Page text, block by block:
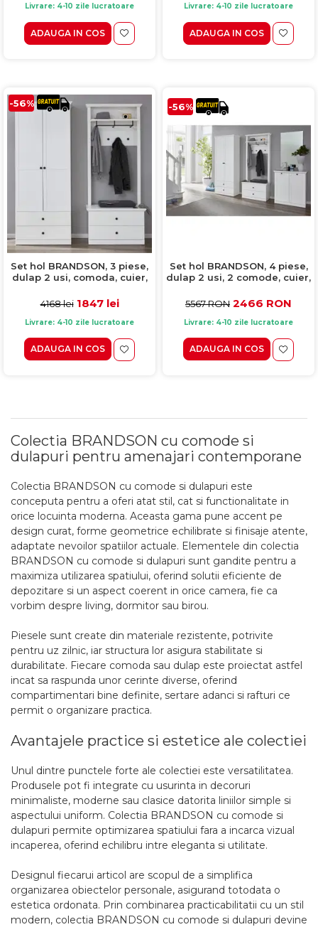
Livrare: 4-10 zile lucratoare
ADAUGA IN COS
Livrare: 4-10 zile lucratoare
ADAUGA IN COS
-56%
Set hol BRANDSON, 3 piese,
dulap 2 usi, comoda, cuier,
4168 lei 1847 lei
Livrare: 4-10 zile lucratoare
ADAUGA IN COS
-56%
Set hol BRANDSON, 4 piese,
dulap 2 usi, 2 comode, cuier,
5567 RON 2466 RON
Livrare: 4-10 zile lucratoare
ADAUGA IN COS
Colectia BRANDSON cu comode si
dulapuri pentru amenajari contemporane
Colectia BRANDSON cu comode si dulapuri este
conceputa pentru a oferi atat stil, cat si functionalitate in
orice locuinta moderna. Aceasta gama pune accent pe
design curat, forme geometrice echilibrate si finisaje atente,
adaptate nevoilor spatiilor actuale. Elementele din colectia
BRANDSON cu comode si dulapuri sunt gandite pentru a
maximiza utilizarea spatiului, oferind solutii eficiente de
depozitare si un aspect coerent in orice camera, fie ca
vorbim despre living, dormitor sau birou.
Piesele sunt create din materiale rezistente, potrivite
pentru uz zilnic, iar structura lor asigura stabilitate si
durabilitate. Fiecare comoda sau dulap este proiectat astfel
incat sa raspunda unor cerinte diverse, oferind
compartimentari bine definite, sertare adanci si rafturi ce
permit o organizare practica.
Avantajele practice si estetice ale colectiei
Unul dintre punctele forte ale colectiei este versatilitatea.
Produsele pot fi integrate cu usurinta in decoruri
minimaliste, moderne sau clasice datorita liniilor simple si
aspectului uniform. Colectia BRANDSON cu comode si
dulapuri permite optimizarea spatiului fara a incarca vizual
incaperea, oferind echilibru intre eleganta si utilitate.
Designul fiecarui articol are scopul de a simplifica
organizarea obiectelor personale, asigurand totodata o
estetica ordonata. Prin combinarea practicabilitatii cu un stil
modern, colectia BRANDSON cu comode si dulapuri devine